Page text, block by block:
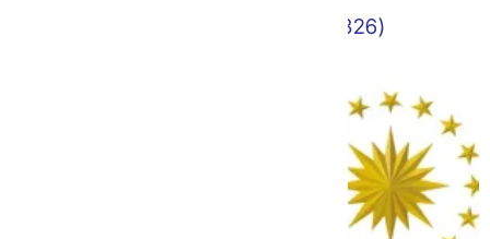
Gelir Vergisi Genel Tebliği (Seri No: 326)